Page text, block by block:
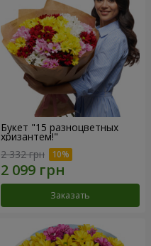
Букет "15 разноцветных
хризантем!"
2 332 грн
Заказать